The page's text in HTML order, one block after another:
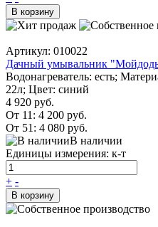
В корзину
Артикул: 010022
Дачный умывальник
Водонагреватель: есть;
22л; Цвет: синий
4 920 руб.
От 11: 4 200 руб.
От 51: 4 080 руб.
В наличии
Единицы измерения: к-т
+ -
В корзину